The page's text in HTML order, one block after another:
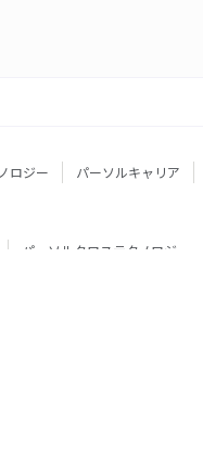
ロジー
パーソルキャリア
パーソルクロステクノロジー